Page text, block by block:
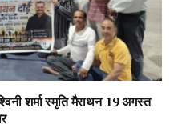
शर्मा स्मृति मैराथन 19 अगस्त